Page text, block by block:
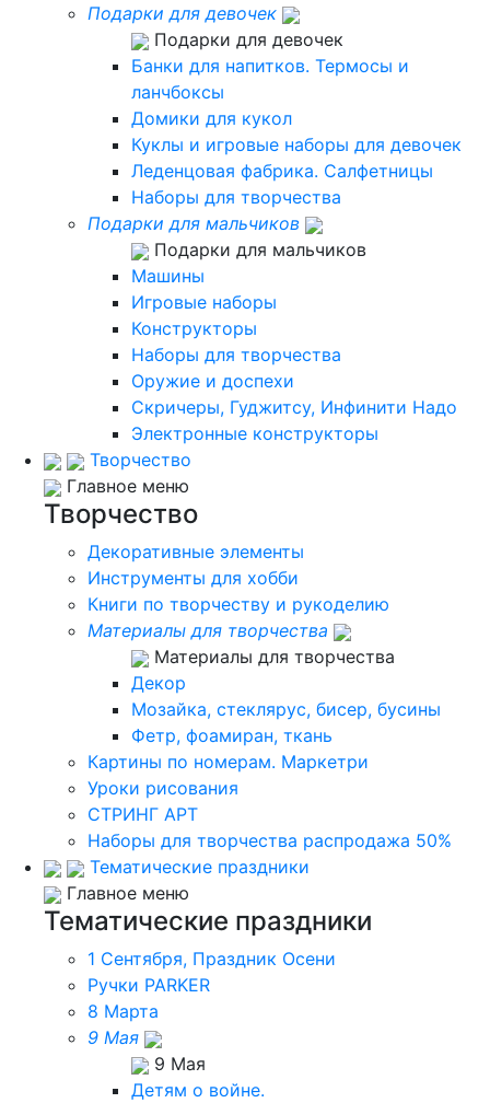
Подарки для девочек
Подарки для девочек
Банки для напитков. Термосы и
ланчбоксы
Домики для кукол
Куклы и игровые наборы для девочек
Леденцовая фабрика. Салфетницы
Наборы для творчества
Подарки для мальчиков
Подарки для мальчиков
Машины
Игровые наборы
Конструкторы
Наборы для творчества
Оружие и доспехи
Скричеры, Гуджитсу, Инфинити Надо
Электронные конструкторы
Творчество
Главное меню
Творчество
Декоративные элементы
Инструменты для хобби
Книги по творчеству и рукоделию
Материалы для творчества
Материалы для творчества
Декор
Мозайка, стеклярус, бисер, бусины
Фетр, фоамиран, ткань
Картины по номерам. Маркетри
Уроки рисования
СТРИНГ АРТ
Наборы для творчества распродажа 50%
Тематические праздники
Главное меню
Тематические праздники
1 Сентября, Праздник Осени
Ручки PARKER
8 Марта
9 Мая
9 Мая
Детям о войне.